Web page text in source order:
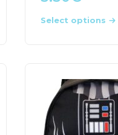
Select options